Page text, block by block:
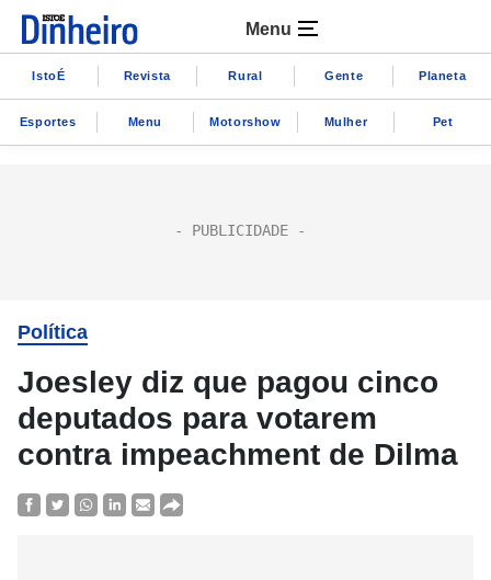
Menu
IstoÉ Revista Rural Gente Planeta
Esportes Menu Motorshow Mulher Pet
Política
Joesley diz que pagou cinco
deputados para votarem
contra impeachment de Dilma